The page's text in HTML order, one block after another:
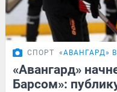
СПОРТ «АВАНГАРД»
«Авангард»
Барсом»: